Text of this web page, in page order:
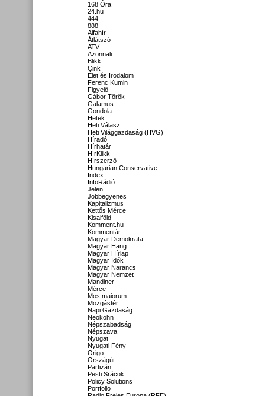
168 Óra
24.hu
444
888
Alfahír
Átlátszó
ATV
Azonnali
Blikk
Cink
Élet és Irodalom
Ferenc Kumin
Figyelő
Gábor Török
Galamus
Gondola
Hetek
Heti Válasz
Heti Világgazdaság (HVG)
Híradó
Hírhatár
HírKlikk
Hírszerző
Hungarian Conservative
Index
InfoRádió
Jelen
Jobbegyenes
Kapitalizmus
Kettős Mérce
Kisalföld
Komment.hu
Kommentár
Magyar Demokrata
Magyar Hang
Magyar Hírlap
Magyar Idők
Magyar Narancs
Magyar Nemzet
Mandiner
Mérce
Mos maiorum
Mozgástér
Napi Gazdaság
Neokohn
Népszabadság
Népszava
Nyugat
Nyugati Fény
Origo
Országút
Partizán
Pesti Srácok
Policy Solutions
Portfolio